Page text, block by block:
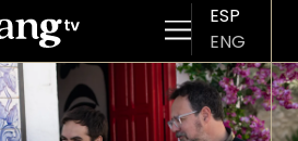
ESP
ENG